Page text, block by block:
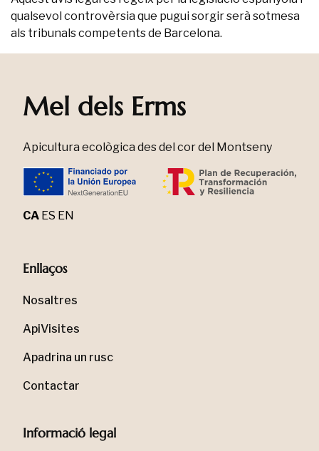
qualsevol controvèrsia que pugui sorgir serà sotmesa
als tribunals competents de Barcelona.
Mel dels Erms
Apicultura ecològica des del cor del Montseny
CA ES EN
Enllaços
Nosaltres
ApiVisites
Apadrina un rusc
Contactar
Informació legal